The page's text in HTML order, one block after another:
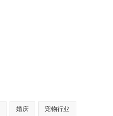
婚庆 宠物行业